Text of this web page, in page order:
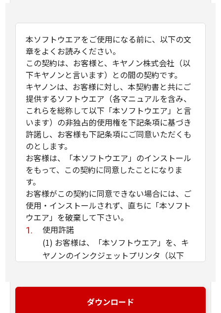
本ソフトウエアをご使用になる前に、以下の文
章をよくお読みください。
この契約は、お客様と、キヤノン株式会社（以
下キヤノンと言います）との間の契約です。
キヤノンは、お客様に対し、本契約書と共にご
提供するソフトウエア（各マニュアルを含み、
これらを総称して以下「本ソフトウエア」と言
います）の非独占的使用権を下記条項に基づき
許諾し、お客様も下記条項にご同意いただくも
のとします。
お客様は、「本ソフトウエア」のインストール
をもって、この契約に同意したことになりま
す。
お客様がこの契約に同意できない場合には、ご
使用・インストールされず、直ちに「本ソフト
ウエア」を破棄して下さい。
使用許諾
(1) お客様は、「本ソフトウエア」を、キ
ヤノンのインクジェットプリンタ（以下
とは、「許諾ソフトウエア」をコンピュー
ダウンロード